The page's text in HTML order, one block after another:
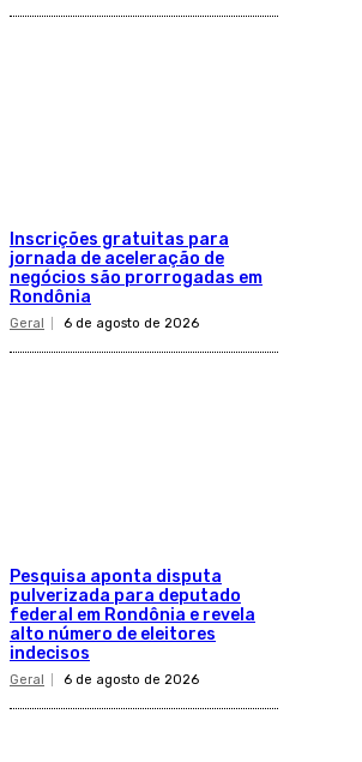
Inscrições gratuitas para
jornada de aceleração de
negócios são prorrogadas em
Rondônia
Geral 6 de agosto de 2026
Pesquisa aponta disputa
pulverizada para deputado
federal em Rondônia e revela
alto número de eleitores
indecisos
Geral 6 de agosto de 2026